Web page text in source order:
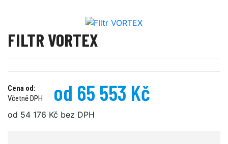
FILTR VORTEX
Cena od:
Včetně DPH
od 65 553 Kč
od 54 176 Kč bez DPH